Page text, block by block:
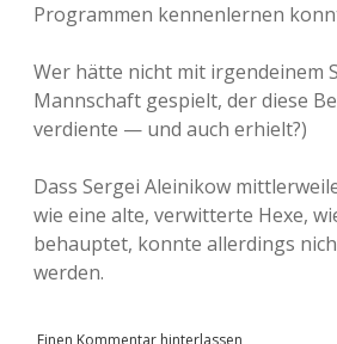
Programmen kennenlernen
Wer hätte nicht mit irgendeinem
Mannschaft gespielt, der diese
verdiente — und auch erhielt?)
Dass Sergei Aleinikow
wie eine alte, verwitterte Hexe,
behauptet, konnte allerdings
werden.
Einen Kommentar hinterlassen